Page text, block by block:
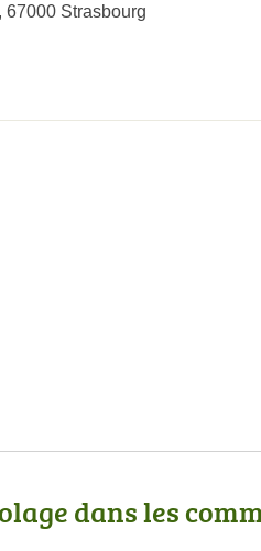
67000 Strasbourg
dans les